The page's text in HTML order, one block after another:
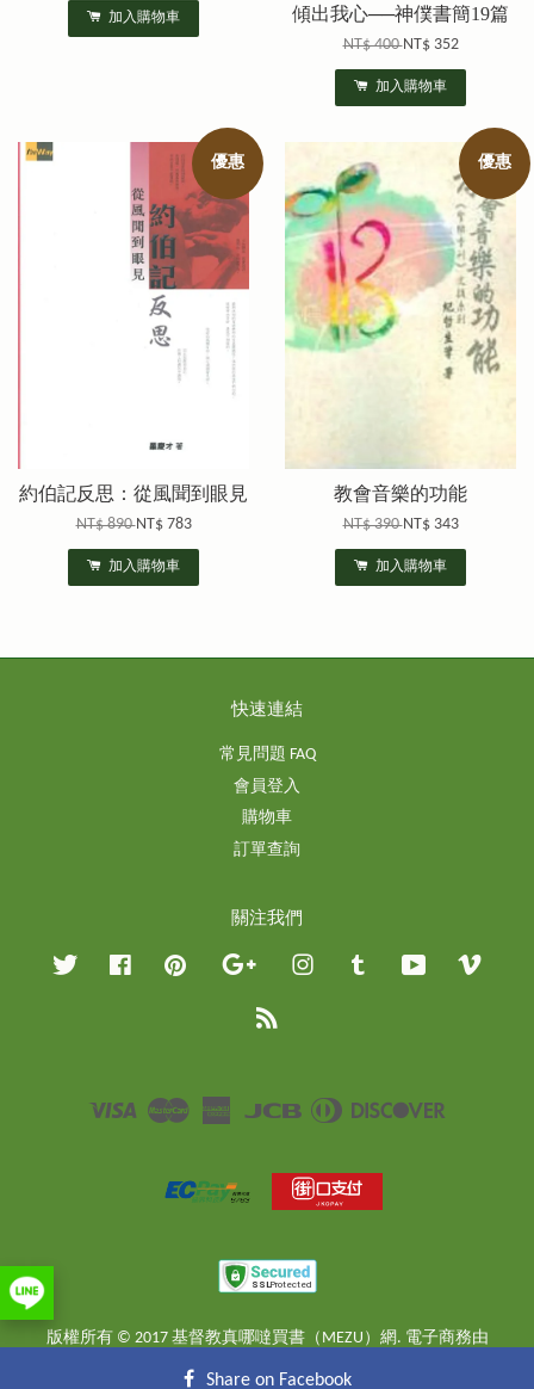
加入購物車
傾出我心──神僕書簡19篇
NT$ 400NT$ 352
加入購物車
優惠
約伯記反思：從風聞到眼見
NT$ 890NT$ 783
加入購物車
優惠
教會音樂的功能
NT$ 390NT$ 343
加入購物車
快速連結
常見問題 FAQ
會員登入
購物車
訂單查詢
關注我們
Twitter Facebook Pinterest Google InstagramTumblr YouTube
Visa Master
American
JCB
Diners
版權所有 © 2017 基督教真哪噠買書（MEZU）網. 電子商務由
Share on Facebook